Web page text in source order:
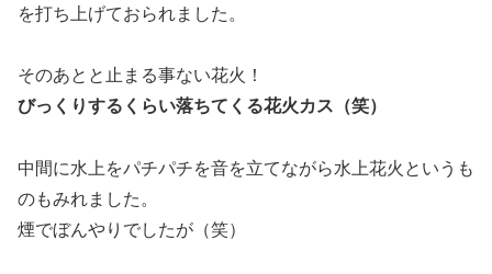
を打ち上げておられました。
そのあとと止まる事ない花火！
びっくりするくらい落ちてくる花火カス（笑）
中間に水上をパチパチを音を立てながら水上花火というも
のもみれました。
煙でぼんやりでしたが（笑）